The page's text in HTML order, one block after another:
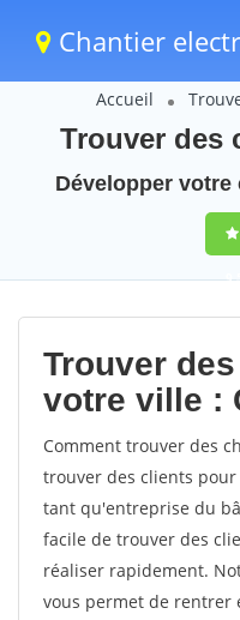
Chantier
Accueil
Trouver des
Développer
Trouver
votre ville :
Comment trouver des
trouver des clients pour
tant qu'entreprise du
facile de trouver des
réaliser rapidement.
vous permet de rentrer